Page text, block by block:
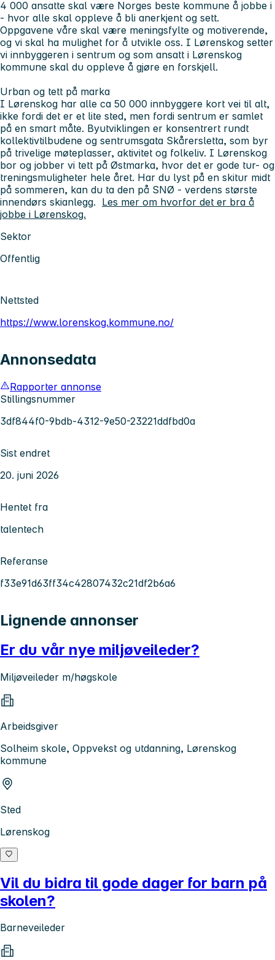
4 000 ansatte skal være Norges beste kommune å jobbe i
- hvor alle skal oppleve å bli anerkjent og sett.
Oppgavene våre skal være meningsfylte og motiverende,
og vi skal ha mulighet for å utvikle oss. I Lørenskog setter
vi innbyggeren i sentrum og som ansatt i Lørenskog
kommune skal du oppleve å gjøre en forskjell.
Urban og tett på marka
I Lørenskog har alle ca 50 000 innbyggere kort vei til alt,
ikke fordi det er et lite sted, men fordi sentrum er samlet
på en smart måte. Byutviklingen er konsentrert rundt
kollektivtilbudene og sentrumsgata Skårersletta, som byr
på trivelige møteplasser, aktivitet og folkeliv. I Lørenskog
bor og jobber vi tett på Østmarka, hvor det er gode tur- og
treningsmuligheter hele året. Har du lyst på en skitur midt
på sommeren, kan du ta den på SNØ - verdens største
innendørs skianlegg. Les mer om hvorfor det er bra å
jobbe i Lørenskog.
Sektor
Offentlig
Nettsted
https://www.lorenskog.kommune.no/
Annonsedata
Rapporter annonse
Stillingsnummer
3df844f0-9bdb-4312-9e50-23221ddfbd0a
Sist endret
20. juni 2026
Hentet fra
talentech
Referanse
f33e91d63ff34c42807432c21df2b6a6
Lignende annonser
Er du vår nye miljøveileder?
Miljøveileder m/høgskole
Arbeidsgiver
Solheim skole, Oppvekst og utdanning, Lørenskog
kommune
Sted
Lørenskog
Vil du bidra til gode dager for barn på
skolen?
Barneveileder